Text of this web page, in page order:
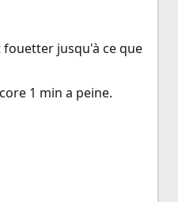
fouetter jusqu'à ce que
1 min a peine.